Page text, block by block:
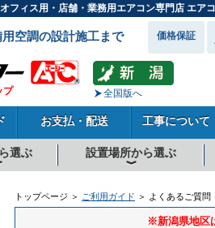
フィス用・店舗・業務用エアコン専門店 エア
空調の設計施工まで 価格保証
プ 全国版へ
お支払・配送 工事について
選ぶ 設置場所から選ぶ
トップページ ＞ ご利用ガイド ＞ よくあるご質問
※新潟県地区